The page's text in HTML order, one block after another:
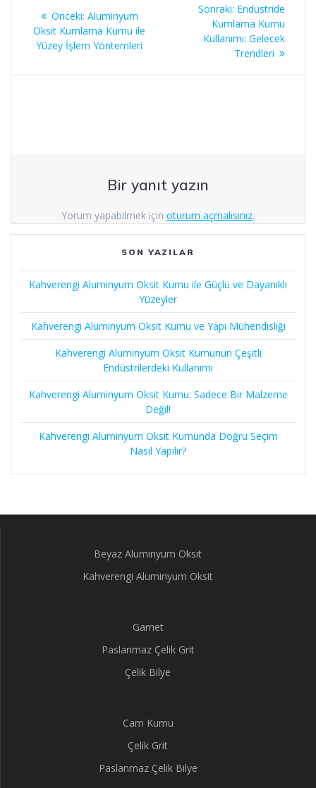
gezinmesi
Önceki: Önceki
yazı:
Aluminyum
Oksit Kumlama Kumu ile
Yüzey İşlem Yöntemleri
Sonraki: Sonraki
yazı:
Endüstride
Kumlama Kumu
Kullanımı: Gelecek
Trendleri
Bir yanıt yazın
Yorum yapabilmek için oturum açmalısınız.
SON YAZILAR
Kahverengi Aluminyum Oksit Kumu ile Güçlü ve Dayanıklı
Yüzeyler
Kahverengi Aluminyum Oksit Kumu ve Yapı Mühendisliği
Kahverengi Aluminyum Oksit Kumunun Çeşitli
Endüstrilerdeki Kullanımı
Kahverengi Aluminyum Oksit Kumu: Sadece Bir Malzeme
Değil!
Kahverengi Aluminyum Oksit Kumunda Doğru Seçim
Nasıl Yapılır?
Beyaz Aluminyum Oksit
Kahverengi Aluminyum Oksit
Garnet
Paslanmaz Çelik Grit
Çelik Bilye
Cam Kumu
Çelik Grit
Paslanmaz Çelik Bilye